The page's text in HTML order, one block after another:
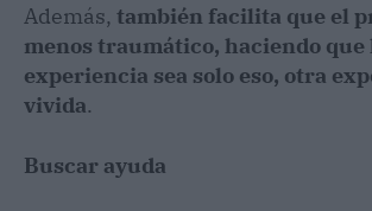
Además, también facilita que el
menos traumático, haciendo que
experiencia sea solo eso, otra
vivida.
Buscar ayuda